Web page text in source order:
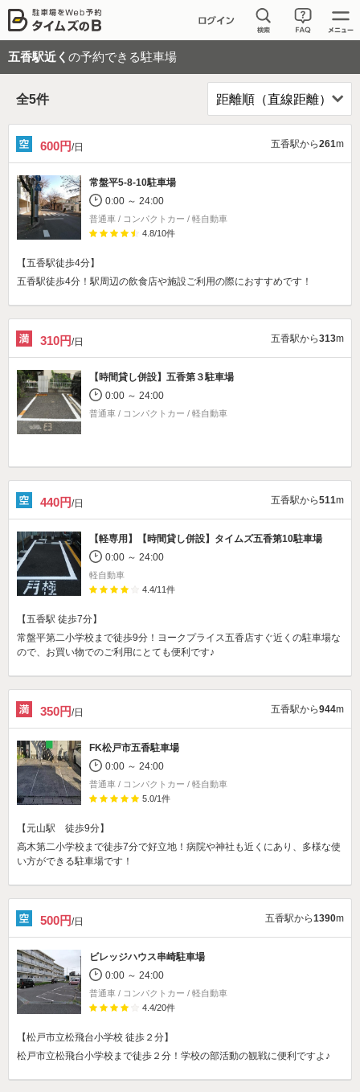
五香駅近く の予約できる駐車場
全5件
600円/日 五香駅から261m
常盤平5-8-10駐車場
0:00 ～ 24:00
普通車 / コンパクトカー / 軽自動車
4.8/10件
【五香駅徒歩4分】
五香駅徒歩4分！駅周辺の飲食店や施設ご利用の際におすすめです！
310円/日 五香駅から313m
【時間貸し併設】 五香第３駐車場
0:00 ～ 24:00
普通車 / コンパクトカー / 軽自動車
440円/日 五香駅から511m
【軽専用】【時間貸し併設】 タイムズ五香第10駐車場
0:00 ～ 24:00
軽自動車
4.4/11件
【五香駅 徒歩7分】
常盤平第二小学校まで徒歩9分！ヨークプライス五香店すぐ近くの駐車場な
ので、お買い物でのご利用にとても便利です♪
350円/日 五香駅から944m
FK松戸市五香駐車場
0:00 ～ 24:00
普通車 / コンパクトカー / 軽自動車
5.0/1件
【元山駅 徒歩9分】
高木第二小学校まで徒歩7分で好立地！病院や神社も近くにあり、多様な使
い方ができる駐車場です！
500円/日 五香駅から1390m
ビレッジハウス串崎駐車場
0:00 ～ 24:00
普通車 / コンパクトカー / 軽自動車
4.4/20件
【松戸市立松飛台小学校 徒歩２分】
松戸市立松飛台小学校まで徒歩２分！学校の部活動の観戦に便利ですよ♪